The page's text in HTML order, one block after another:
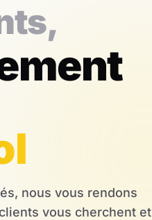
nous vous rendons
vous cherchent et